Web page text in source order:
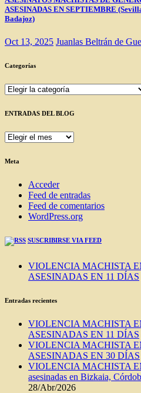
ASESINADAS EN SEPTIEMBRE
Badajoz)
Oct 13, 2025 Juanlas Beltrán de
Categorías
Categorías
ENTRADAS DEL BLOG
ENTRADAS
BLOG
Meta
Acceder
Feed de entradas
Feed de comentarios
WordPress.org
SUSCRIBIRSE VIA FEED
VIOLENCIA MACHISTA
ASESINADAS EN 11 DÍAS
Entradas recientes
VIOLENCIA MACHISTA
ASESINADAS EN 11 DÍAS
VIOLENCIA MACHISTA
ASESINADAS EN 30 DÍAS
VIOLENCIA MACHISTA
asesinadas en Bizkaia,
28/Abr/2026